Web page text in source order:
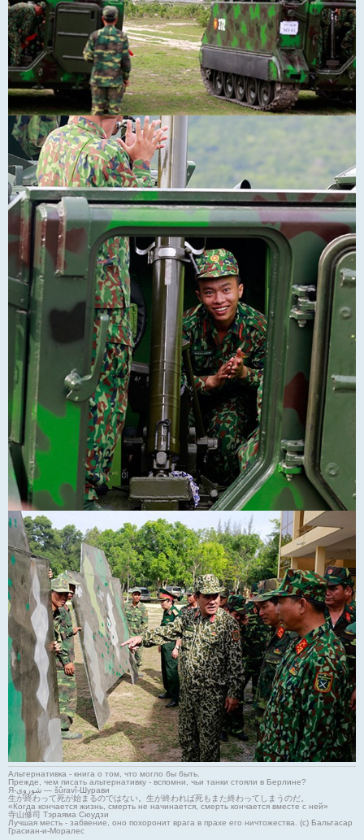
Альтернативка - книга о том, что могло бы быть.
Прежде, чем писать альтернативку - вспомни, чьи танки стояли в Берлине?
Я-شوروی — šûravî-Шурави
生が終わって死が始まるのではない。生が終われば死もまた終わってしまうのだ。
«Когда кончается жизнь, смерть не начинается, смерть кончается вместе с ней»
寺山修司 Тэраяма Сюудзи
Лучшая месть - забвение, оно похоронит врага в прахе его ничтожества. (с) Бальтасар
Грасиан-и-Моралес